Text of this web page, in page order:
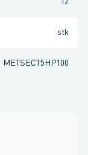
12
stk
METSECT5HP100